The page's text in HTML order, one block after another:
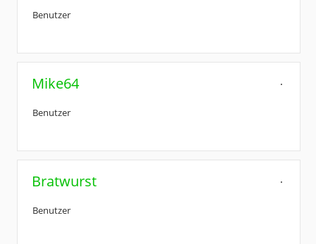
Benutzer
Mike64
Benutzer
Bratwurst
Benutzer